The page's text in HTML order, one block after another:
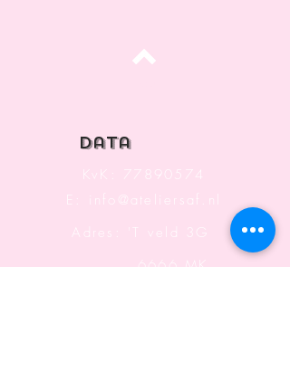
data
KvK:
77890574
info@ateliersaf.nl
Adres: 'T veld 3G
6666 MK